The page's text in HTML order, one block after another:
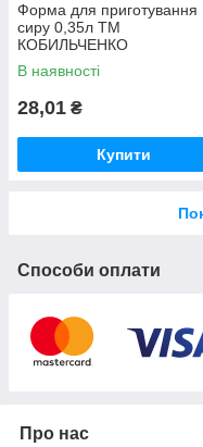
Форма для приготування
сиру 0,35л ТМ
КОБИЛЬЧЕНКО
В наявності
28,01 ₴
Купити
Способи оплати
Про нас